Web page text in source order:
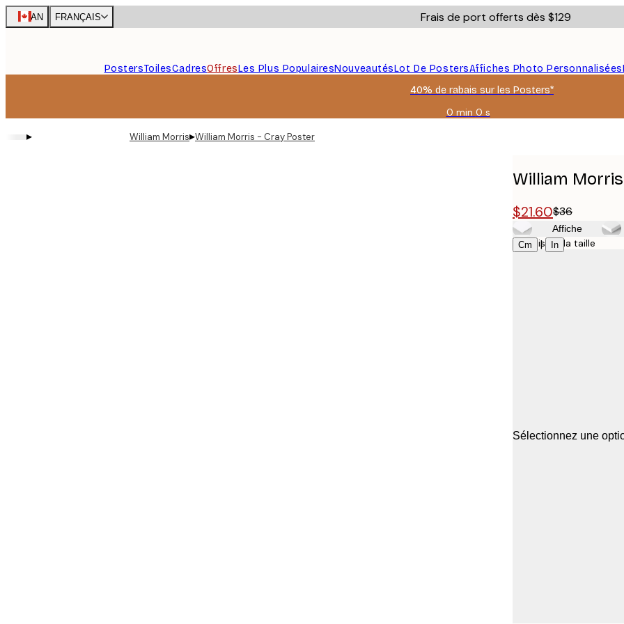
Skip
to
CAN FRANÇAIS Frais de port offerts dès $129
PostersToilesCadresOffresLes Plus PopulairesNouveautésLot De PostersAffiches Photo Personnalisées
40% de rabais sur les Posters*
0 min 0 s
Valable
▸ William Morris▸William Morris - Cray Poster
William
$21.60$36
Affiche
Cm | In
Choisissez la taille
Sélectionnez une